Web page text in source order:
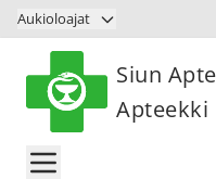
Siirry sisältöön
Aukioloajat
Siun
Apteekki